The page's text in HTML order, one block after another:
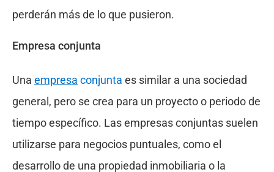
perderán más de lo que pusieron.
Empresa conjunta
Una empresa conjunta es similar a una sociedad
general, pero se crea para un proyecto o periodo de
tiempo específico. Las empresas conjuntas suelen
utilizarse para negocios puntuales, como el
desarrollo de una propiedad inmobiliaria o la